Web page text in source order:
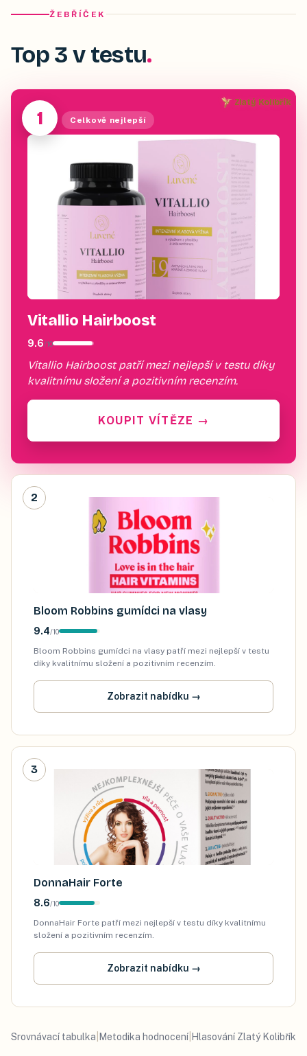
ŽEBŘÍČEK
Top 3 v testu
1
Zlatý Kolibřík
Celkově nejlepší
Vitallio Hairboost
9.6/10
Vitallio Hairboost patří mezi nejlepší v testu díky
kvalitnímu složení a pozitivním recenzím.
KOUPIT VÍTĚZE →
2
Bloom Robbins gumídci na vlasy
9.4/10
Bloom Robbins gumídci na vlasy patří mezi nejlepší v testu
díky kvalitnímu složení a pozitivním recenzím.
Zobrazit nabídku →
3
DonnaHair Forte
8.6/10
DonnaHair Forte patří mezi nejlepší v testu díky kvalitnímu
složení a pozitivním recenzím.
Zobrazit nabídku →
Srovnávací tabulka Metodika hodnocení Hlasování Zlatý Kolibřík